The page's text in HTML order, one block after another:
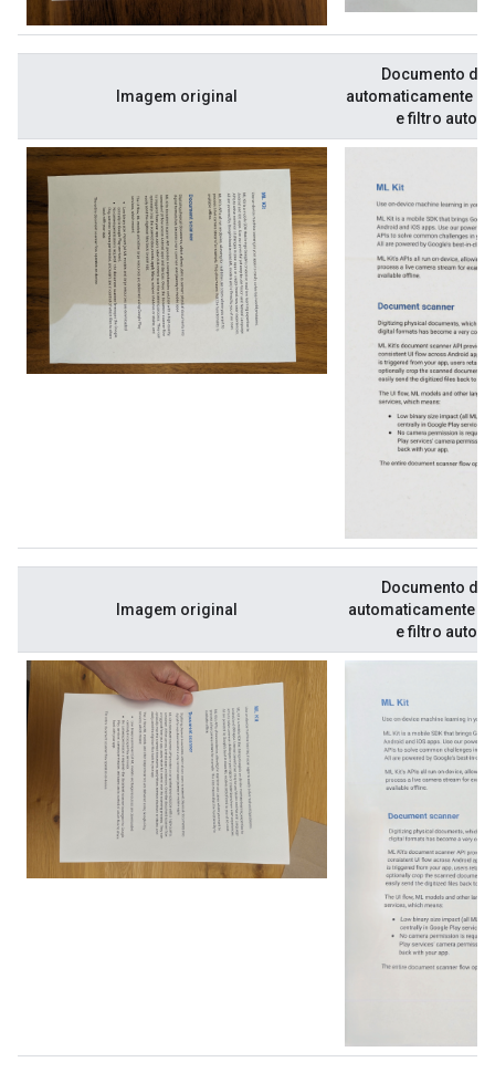
Imagem original
Documento
automaticamente
e filtro
Imagem original
Documento
automaticamente
e filtro